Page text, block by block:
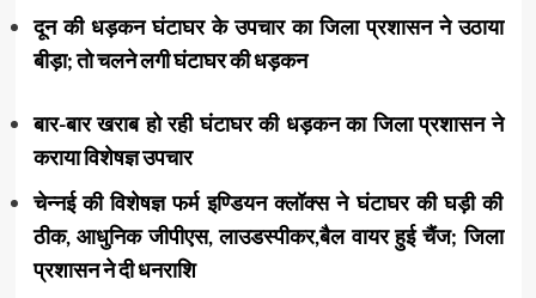
दून की धड़कन घंटाघर के उपचार का जिला प्रशासन ने उठाया
बीड़ा; तो चलने लगी घंटाघर की धड़कन
बार-बार खराब हो रही घंटाघर की धड़कन का जिला प्रशासन ने
कराया विशेषज्ञ उपचार
चेन्नई की विशेषज्ञ फर्म इण्डियन क्लॉक्स ने घंटाघर की घड़ी की
ठीक, आधुनिक जीपीएस, लाउडस्पीकर,बैल वायर हुई चैंज; जिला
प्रशासन ने दी धनराशि